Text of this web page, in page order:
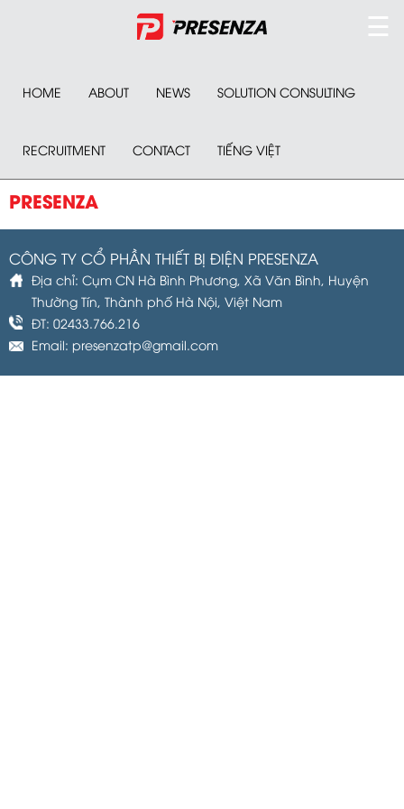
☰
HOME ABOUT NEWS SOLUTION CONSULTING
RECRUITMENT CONTACT TIẾNG VIỆT
PRESENZA
CÔNG TY CỔ PHẦN THIẾT BỊ ĐIỆN PRESENZA
Địa chỉ: Cụm CN Hà Bình Phương, Xã Văn Bình, Huyện
Thường Tín, Thành phố Hà Nội, Việt Nam
ĐT: 02433.766.216
Email: presenzatp@gmail.com